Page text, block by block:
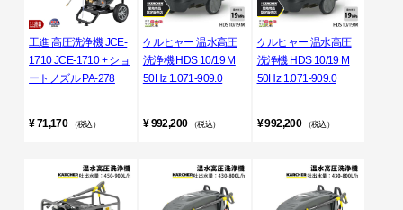
工進 高圧洗浄機 JCE-
1710 JCE-1710 + ショ
ートノズル PA-278
¥ 71,170（税込）
ケルヒャー 温水高圧
洗浄機 HDS 10/19 M
50Hz 1.071-909.0
¥ 992,200（税込）
ケルヒャー 温水高圧
洗浄機 HDS 10/19 M
50Hz 1.071-909.0
¥ 992,200（税込）